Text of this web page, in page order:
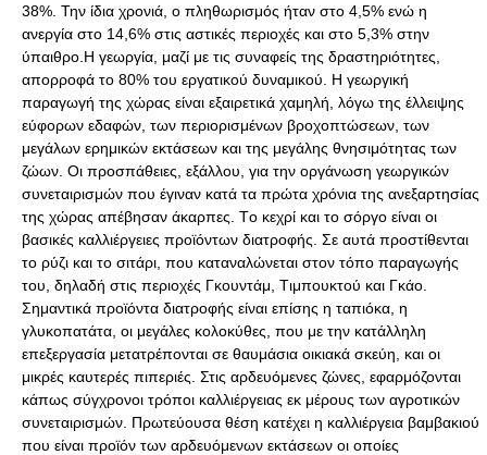
38%. Την ίδια χρονιά, ο πληθωρισμός ήταν στο 4,5% ενώ η
ανεργία στο 14,6% στις αστικές περιοχές και στο 5,3% στην
ύπαιθρο.H γεωργία, μαζί με τις συναφείς της δραστηριότητες,
απορροφά το 80% του εργατικού δυναμικού. Η γεωργική
παραγωγή της χώρας είναι εξαιρετικά χαμηλή, λόγω της έλλειψης
εύφορων εδαφών, των περιορισμένων βροχοπτώσεων, των
μεγάλων ερημικών εκτάσεων και της μεγάλης θνησιμότητας των
ζώων. Οι προσπάθειες, εξάλλου, για την οργάνωση γεωργικών
συνεταιρισμών που έγιναν κατά τα πρώτα χρόνια της ανεξαρτησίας
της χώρας απέβησαν άκαρπες. Tο κεχρί και το σόργο είναι οι
βασικές καλλιέργειες προϊόντων διατροφής. Σε αυτά προστίθενται
το ρύζι και το σιτάρι, που καταναλώνεται στον τόπο παραγωγής
του, δηλαδή στις περιοχές Γκουντάμ, Tιμπουκτού και Γκάο.
Σημαντικά προϊόντα διατροφής είναι επίσης η ταπιόκα, η
γλυκοπατάτα, οι μεγάλες κολοκύθες, που με την κατάλληλη
επεξεργασία μετατρέπονται σε θαυμάσια οικιακά σκεύη, και οι
μικρές καυτερές πιπεριές. Στις αρδευόμενες ζώνες, εφαρμόζονται
κάπως σύγχρονοι τρόποι καλλιέργειας εκ μέρους των αγροτικών
συνεταιρισμών. Πρωτεύουσα θέση κατέχει η καλλιέργεια βαμβακιού
που είναι προϊόν των αρδευόμενων εκτάσεων οι οποίες